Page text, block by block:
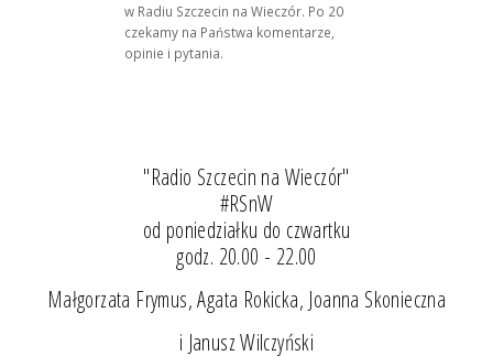
w Radiu Szczecin na Wieczór. Po 20
czekamy na Państwa komentarze,
opinie i pytania.
"Radio Szczecin na Wieczór"
#RSnW
od poniedziałku do czwartku
godz. 20.00 - 22.00
Małgorzata Frymus, Agata Rokicka, Joanna Skonieczna
i Janusz Wilczyński